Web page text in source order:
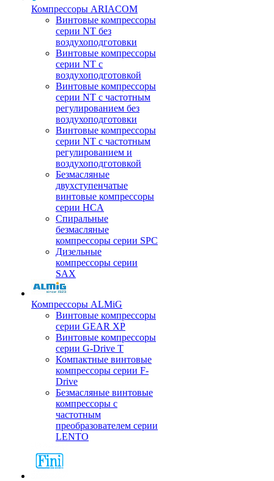
Компрессоры ARIACOM
Винтовые компрессоры
серии NT без
воздухоподготовки
Винтовые компрессоры
серии NT c
воздухоподготовкой
Винтовые компрессоры
серии NT с частотным
регулированием без
воздухоподготовки
Винтовые компрессоры
серии NT с частотным
регулированием и
воздухоподготовкой
Безмасляные
двухступенчатые
винтовые компрессоры
серии HCA
Спиральные
безмасляные
компрессоры серии SPC
Дизельные
компрессоры серии
SAX
Компрессоры ALMiG
Винтовые компрессоры
серии GEAR XP
Винтовые компрессоры
серии G-Drive T
Компактные винтовые
компрессоры серии F-
Drive
Безмасляные винтовые
компрессоры с
частотным
преобразователем серии
LENTO